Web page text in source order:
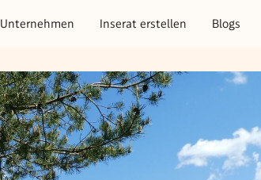
Unternehmen Inserat erstellen Blogs